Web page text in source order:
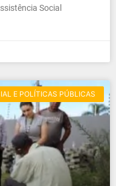
Social
E POLÍTICAS PÚBLICAS